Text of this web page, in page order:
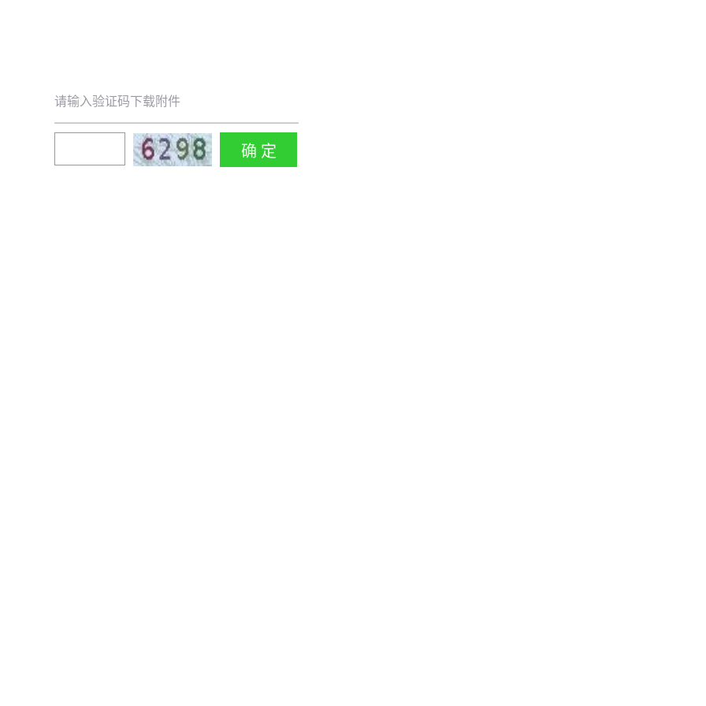
请输入验证码下载附件